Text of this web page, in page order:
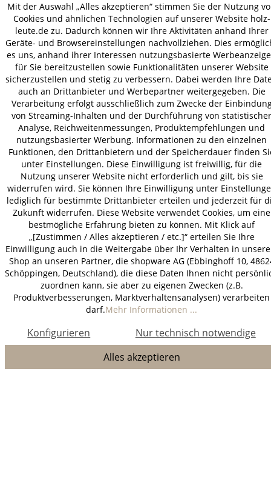
VERSAND
AGB Datenschutz
Impressum
© 2026 HOLZ-LEUTE
* Alle Preise inkl. gesetzl. Mehrwertsteuer zzgl.Versandkosten.
Mit der Auswahl „Alles akzeptieren“ stimmen Sie der Nutzung
Cookies und ähnlichen Technologien auf unserer Website holz-
leute.de zu. Dadurch können wir Ihre Aktivitäten anhand Ihrer
Geräte- und Browsereinstellungen nachvollziehen. Dies
es uns, anhand ihrer Interessen nutzungsbasierte
für Sie bereitzustellen sowie Funktionalitäten unserer Website
sicherzustellen und stetig zu verbessern. Dabei werden Ihre
auch an Drittanbieter und Werbepartner weitergegeben. Die
Verarbeitung erfolgt ausschließlich zum Zwecke der
von Streaming-Inhalten und der Durchführung von statistischer
Analyse, Reichweitenmessungen, Produktempfehlungen und
nutzungsbasierter Werbung. Informationen zu den einzelnen
Funktionen, den Drittanbietern und der Speicherdauer finden
unter Einstellungen. Diese Einwilligung ist freiwillig, für die
Nutzung unserer Website nicht erforderlich und gilt, bis sie
widerrufen wird. Sie können Ihre Einwilligung unter
lediglich für bestimmte Drittanbieter erteilen und jederzeit für
Zukunft widerrufen. Diese Website verwendet Cookies, um eine
bestmögliche Erfahrung bieten zu können. Mit Klick auf
„[Zustimmen / Alles akzeptieren / etc.]“ erteilen Sie Ihre
Einwilligung auch in die Weitergabe über Ihr Verhalten in
Shop an unseren Partner, die shopware AG (Ebbinghoff 10,
Schöppingen, Deutschland), die diese Daten Ihnen nicht
zuordnen kann, sie aber zu eigenen Zwecken (z.B.
Produktverbesserungen, Marktverhaltensanalysen) verarbeiten
darf.Mehr Informationen ...
Nur technisch notwendige
Konfigurieren
Alles akzeptieren